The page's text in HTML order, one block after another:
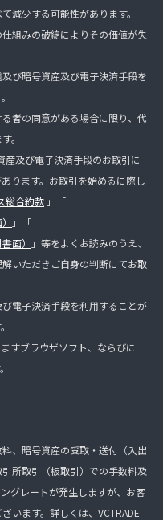
減少する可能性があります。
組みの破綻によりその価値が失
び暗号資産及び電子決済手段を
者の同意がある場合に限り、代
。
産及び電子決済手段のお取引に
ります。お取引を始めるに際し
総合約款 」「
」「
面）
」等をよくお読みのうえ、
いただきご自身の判断にてお取
電子決済手段を利用することが
すブラウザソフト、ならびに
、暗号資産の受取・送付（入出
所取引（板取引）での手数料及
グレートが発生しますが、お客
います。詳しくは、VCTRADE